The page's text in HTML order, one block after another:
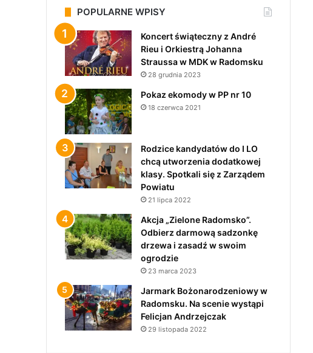
POPULARNE WPISY
Koncert świąteczny z André
Rieu i Orkiestrą Johanna
Straussa w MDK w Radomsku
28 grudnia 2023
Pokaz ekomody w PP nr 10
18 czerwca 2021
Rodzice kandydatów do I LO
chcą utworzenia dodatkowej
klasy. Spotkali się z Zarządem
Powiatu
21 lipca 2022
Akcja „Zielone Radomsko”.
Odbierz darmową sadzonkę
drzewa i zasadź w swoim
ogrodzie
23 marca 2023
Jarmark Bożonarodzeniowy w
Radomsku. Na scenie wystąpi
Felicjan Andrzejczak
29 listopada 2022